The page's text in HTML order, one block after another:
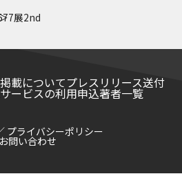
展2nd
載についてプレスリリース送付
ービスの利用申込著者一覧
プライバシーポリシー
お問い合わせ